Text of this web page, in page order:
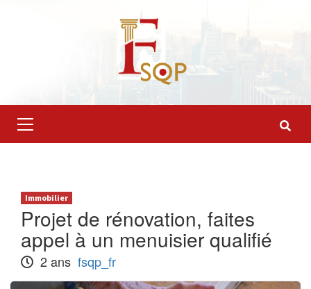
Primary
Menu
Immobilier
Projet de rénovation, faites
appel à un menuisier qualifié
2 ans fsqp_fr